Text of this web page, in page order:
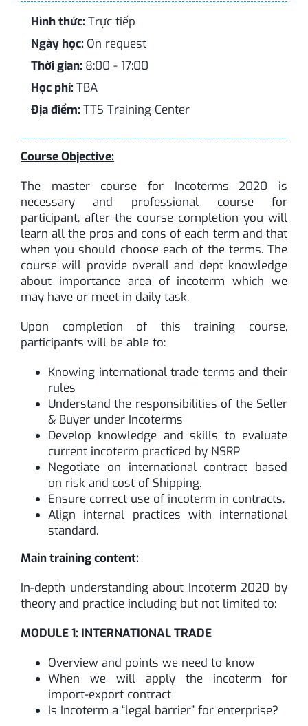
Liên hệ
Hình thức: Trực tiếp
Ngày học: On request
Thời gian: 8:00 - 17:00
Học phí: TBA
Địa điểm: TTS Training Center
Course Objective:
The master course for Incoterms
2020 is
necessary and professional course for
participant, after the course completion you will
learn all the pros and cons of each term and that
when you should choose each of the terms. The
course will provide overall and dept knowledge
about importance area of incoterm which we
may have or meet in daily task.
Upon completion of this training course,
participants will be able to:
Knowing international trade terms and their
rules
Understand the responsibilities of the Seller
& Buyer under Incoterms
Develop knowledge and skills to evaluate
current incoterm practiced by NSRP
Negotiate on international contract based
on risk and cost of Shipping.
Ensure correct use of incoterm in contracts.
Align internal practices with international
standard.
Main training content:
In-depth understanding about Incoterm 2020 by
theory and practice including but not limited to:
MODULE 1: INTERNATIONAL TRADE
Overview and points we need to know
When we will apply the incoterm for
import-export contract
Is Incoterm a “legal barrier” for enterprise?